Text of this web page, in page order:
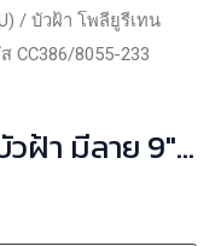
/ บัวฝ้า โพลียูรีเทน
CC386/8055-233
ฝ้า มีลาย 9″
8055-